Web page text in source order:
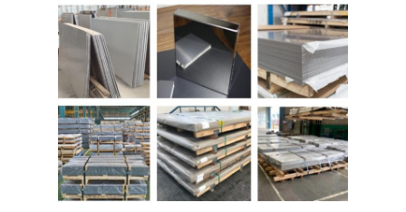
2205 Plaat van roestvrij staal
Opgepoetste Roestvrij staalplaat
decoratieve ruiten van roestvrij staal
roestvrij staalbar
Aluminiummateriaal